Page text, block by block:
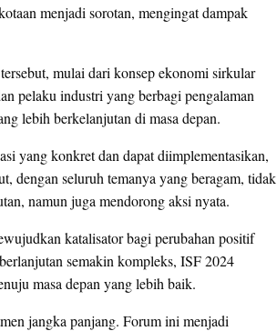
menjadi sorotan, mengingat dampak
mulai dari konsep ekonomi sirkular
pelaku industri yang berbagi pengalaman
lebih berkelanjutan di masa depan.
yang konkret dan dapat diimplementasikan,
dengan seluruh temanya yang beragam, tidak
namun juga mendorong aksi nyata.
katalisator bagi perubahan positif
semakin kompleks, ISF 2024
masa depan yang lebih baik.
jangka panjang. Forum ini menjadi